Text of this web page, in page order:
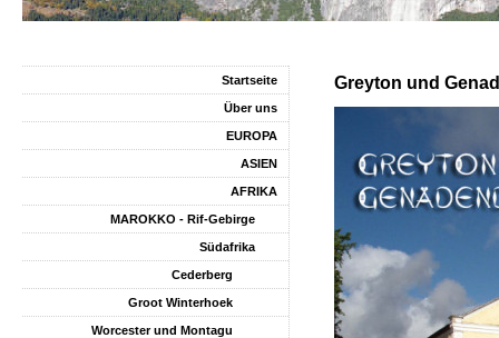
Greyton und
Startseite
Über uns
EUROPA
ASIEN
AFRIKA
MAROKKO - Rif-Gebirge
Südafrika
Cederberg
Groot Winterhoek
Worcester und Montagu